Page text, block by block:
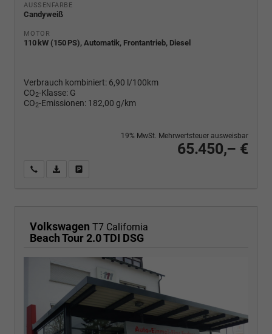
AUSSENFARBE
Candyweiß
MOTOR
110 kW (150 PS), Automatik, Frontantrieb, Diesel
Verbrauch kombiniert: 6,90 l/100km
CO2-Klasse: G
CO2-Emissionen: 182,00 g/km
65.450,– €
19% MwSt. Mehrwertsteuer ausweisbar
Wir rufen Sie anPDF-Fahrzeugexposé drucken
Volkswagen T7 California
Beach Tour 2.0 TDI DSG